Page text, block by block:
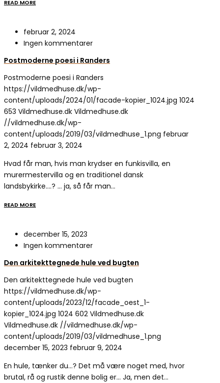
READ MORE
februar 2, 2024
Ingen kommentarer
Postmoderne poesi i Randers
Postmoderne poesi i Randers
https://vildmedhuse.dk/wp-
content/uploads/2024/01/facade-kopier_1024.jpg 1024
653 Vildmedhuse.dk Vildmedhuse.dk
//vildmedhuse.dk/wp-
content/uploads/2019/03/vildmedhuse_1.png februar
2, 2024 februar 3, 2024
Hvad får man, hvis man krydser en funkisvilla, en
murermestervilla og en traditionel dansk
landsbykirke….? … ja, så får man…
READ MORE
december 15, 2023
Ingen kommentarer
Den arkitekttegnede hule ved bugten
Den arkitekttegnede hule ved bugten
https://vildmedhuse.dk/wp-
content/uploads/2023/12/facade_oest_1-
kopier_1024.jpg 1024 602 Vildmedhuse.dk
Vildmedhuse.dk //vildmedhuse.dk/wp-
content/uploads/2019/03/vildmedhuse_1.png
december 15, 2023 februar 9, 2024
En hule, tænker du…? Det må være noget med, hvor
brutal, rå og rustik denne bolig er… Ja, men det…